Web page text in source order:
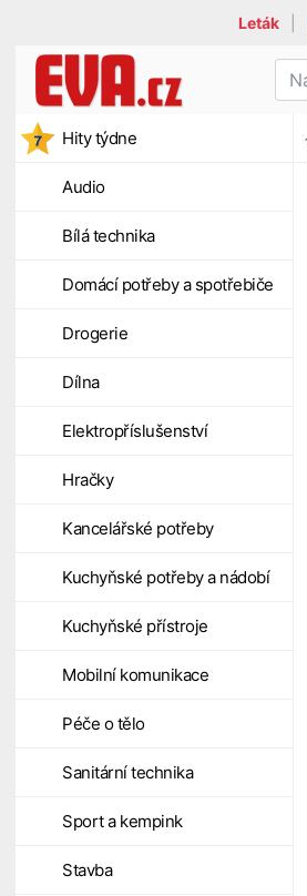
Leták
Hity týdne
Audio
Bílá technika
Domácí potřeby a spotřebiče
Drogerie
Dílna
Elektropříslušenství
Hračky
Kancelářské potřeby
Kuchyňské potřeby a nádobí
Kuchyňské přístroje
Mobilní komunikace
Péče o tělo
Sanitární technika
Sport a kempink
Stavba